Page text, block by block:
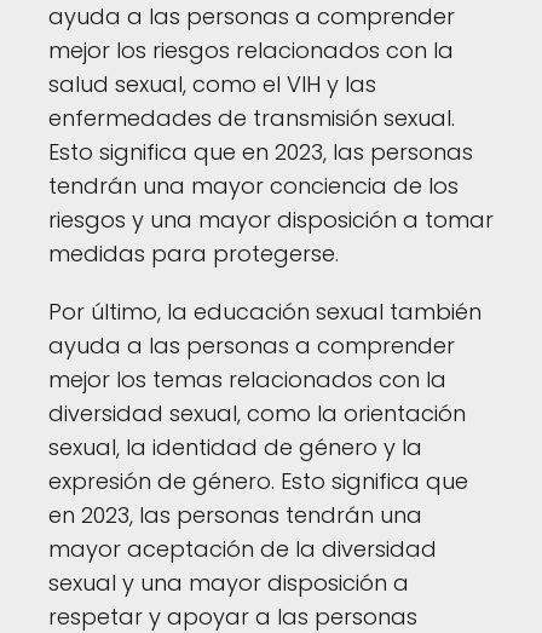
ayuda a las personas a comprender
mejor los riesgos relacionados con la
salud sexual, como el VIH y las
enfermedades de transmisión sexual.
Esto significa que en 2023, las personas
tendrán una mayor conciencia de los
riesgos y una mayor disposición a tomar
medidas para protegerse.
Por último, la educación sexual también
ayuda a las personas a comprender
mejor los temas relacionados con la
diversidad sexual, como la orientación
sexual, la identidad de género y la
expresión de género. Esto significa que
en 2023, las personas tendrán una
mayor aceptación de la diversidad
sexual y una mayor disposición a
respetar y apoyar a las personas